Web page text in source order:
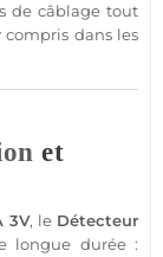
de câblage tout
dans les
et
3V, le Détecteur
longue durée :